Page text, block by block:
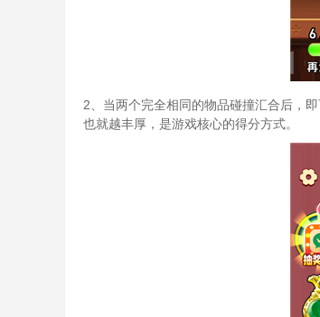
2、当两个完全相同的物品碰撞汇合后，
也就越丰厚，是游戏核心的得分方式。